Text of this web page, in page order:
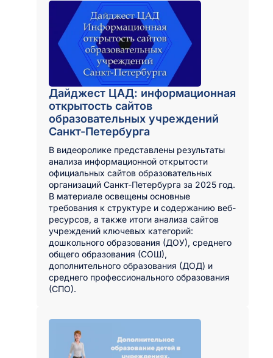
Дайджест ЦАД: информационная
открытость сайтов
образовательных учреждений
Санкт-Петербурга
В видеоролике представлены результаты
анализа информационной открытости
официальных сайтов образовательных
организаций Санкт-Петербурга за 2025 год.
В материале освещены основные
требования к структуре и содержанию веб-
ресурсов, а также итоги анализа сайтов
учреждений ключевых категорий:
дошкольного образования (ДОУ), среднего
общего образования (СОШ),
дополнительного образования (ДОД) и
среднего профессионального образования
(СПО).